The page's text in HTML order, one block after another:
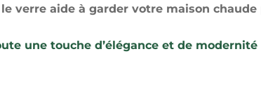
verre aide à garder votre maison
une touche d’élégance et de